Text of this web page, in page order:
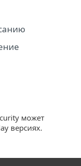
может
версиях.